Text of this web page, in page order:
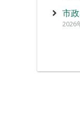
市
2026